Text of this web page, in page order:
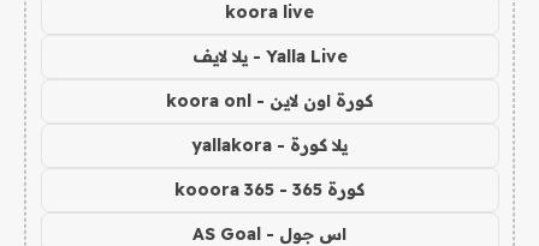
koora live
Yalla Live - يلا لايف
كورة اون لاين - koora onl
يلا كورة - yallakora
كورة 365 - kooora 365
اس جول - AS Goal